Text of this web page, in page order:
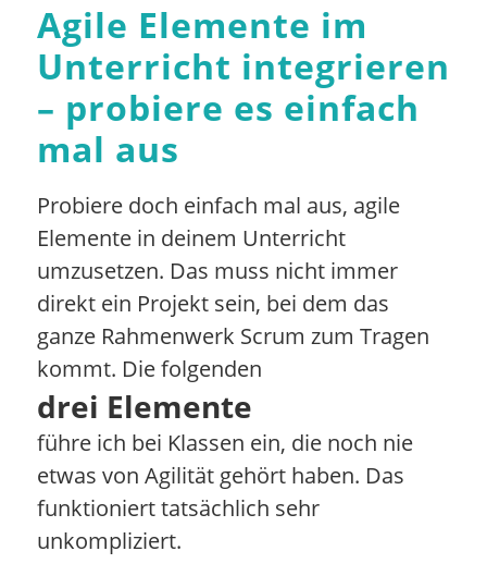
Agile Elemente im
Unterricht integrieren
– probiere es einfach
mal aus
Probiere doch einfach mal aus, agile
Elemente in deinem Unterricht
umzusetzen. Das muss nicht immer
direkt ein Projekt sein, bei dem das
ganze Rahmenwerk Scrum zum Tragen
kommt. Die folgenden
drei Elemente
führe ich bei Klassen ein, die noch nie
etwas von Agilität gehört haben. Das
funktioniert tatsächlich sehr
unkompliziert.